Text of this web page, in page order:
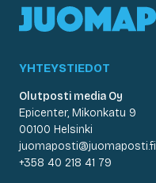
YHTEYSTIEDOT
Olutposti media Oy
Epicenter, Mikonkatu 9
00100 Helsinki
juomaposti@juomaposti.fi
+358 40 218 41 79